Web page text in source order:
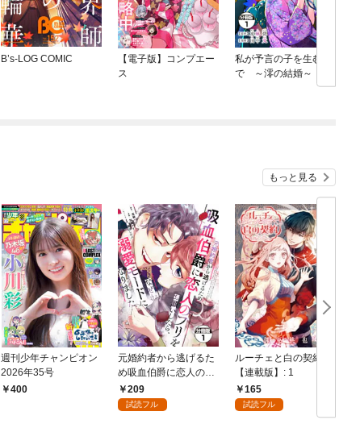
B’s-LOG COMIC
【電子版】コンプエー
ス
私が予言の子を生むま
で ～澪の結婚～ 傷
モノの花嫁 外伝 分
もっと見る
週刊少年チャンピオン
2026年35号
400
元婚約者から逃げるた
め吸血伯爵に恋人のフ
リをお願いしたら、な
ぜか溺愛モードになり
209
試読フル
ルーチェと白の契約
【連載版】: 1
165
試読フル